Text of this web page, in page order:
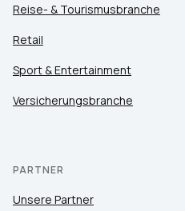
Reise- & Tourismusbranche
Retail
Sport & Entertainment
Versicherungsbranche
PARTNER
Unsere Partner